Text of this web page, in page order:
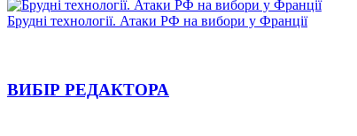
Брудні технології. Атаки РФ на вибори у Франції
ВИБІР РЕДАКТОРА